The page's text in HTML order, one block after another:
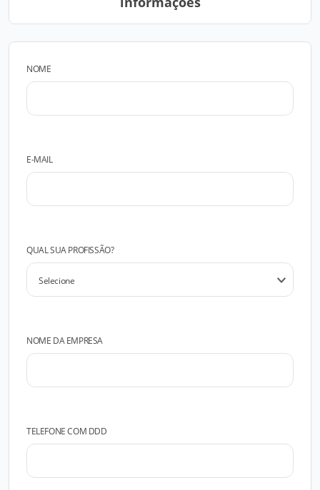
NOME
E-MAIL
QUAL SUA PROFISSÃO?
NOME DA EMPRESA
TELEFONE COM DDD